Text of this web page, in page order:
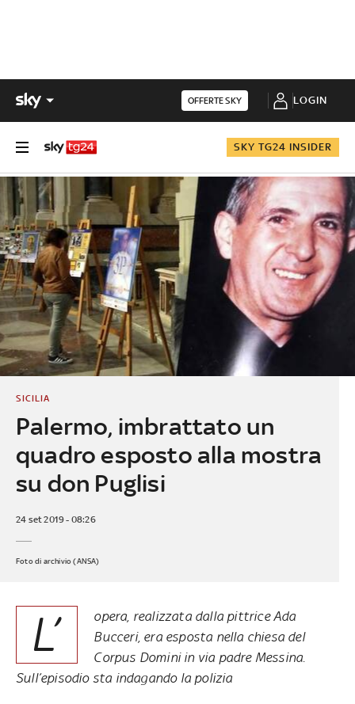
OFFERTE SKY LOGIN
SKY TG24 INSIDER
Palermo, imbrattato un
quadro esposto alla mostra
su don Puglisi
SICILIA
24 set 2019 - 08:26
Foto di archivio (ANSA)
L’
opera, realizzata dalla pittrice Ada
Bucceri, era esposta nella chiesa del
Corpus Domini in via padre Messina.
Sull’episodio sta indagando la polizia